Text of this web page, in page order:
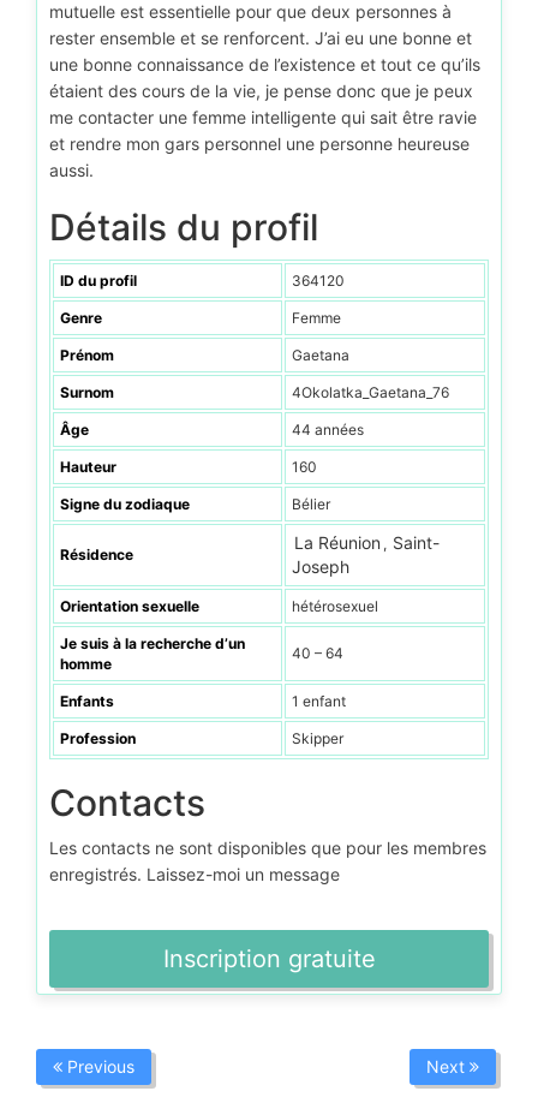
mutuelle est essentielle pour que deux personnes à
rester ensemble et se renforcent. J’ai eu une bonne et
une bonne connaissance de l’existence et tout ce qu’ils
étaient des cours de la vie, je pense donc que je peux
me contacter une femme intelligente qui sait être ravie
et rendre mon gars personnel une personne heureuse
aussi.
Détails du profil
ID du profil 364120
Genre Femme
Prénom Gaetana
Surnom 4Okolatka_Gaetana_76
Âge 44 années
Hauteur 160
Signe du zodiaque Bélier
Résidence
La Réunion , Saint-
Joseph
Orientation sexuelle hétérosexuel
Je suis à la recherche d’un
homme
40 – 64
Enfants 1 enfant
Profession Skipper
Contacts
Les contacts ne sont disponibles que pour les membres
enregistrés. Laissez-moi un message
Inscription gratuite
Previous Next